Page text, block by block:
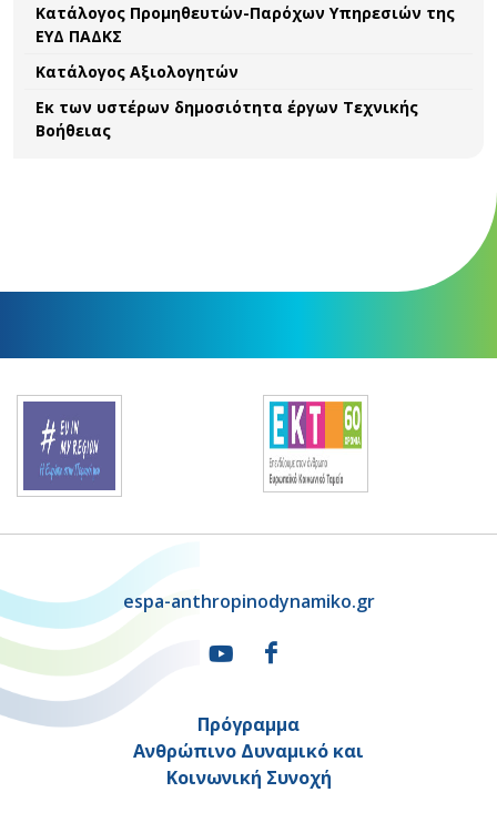
Κατάλογος Προμηθευτών-Παρόχων Υπηρεσιών της
ΕΥΔ ΠΑΔΚΣ
Κατάλογος Αξιολογητών
Εκ των υστέρων δημοσιότητα έργων Τεχνικής
Βοήθειας
espa-anthropinodynamiko.gr
Πρόγραμμα
Ανθρώπινο Δυναμικό και
Κοινωνική Συνοχή